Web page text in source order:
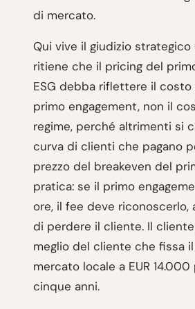
di mercato.
Qui vive il giudizio strategico
ritiene che il pricing del
ESG debba riflettere il
primo engagement, non il
regime, perché altrimenti si
curva di clienti che pagano
prezzo del breakeven del
pratica: se il primo
ore, il fee deve riconoscerlo,
di perdere il cliente. Il
meglio del cliente che fissa
mercato locale a EUR
cinque anni.